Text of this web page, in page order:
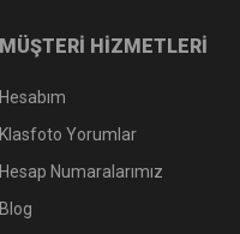
MÜŞTERİ HİZMETLERİ
Hesabım
Klasfoto Yorumlar
Hesap Numaralarımız
Blog